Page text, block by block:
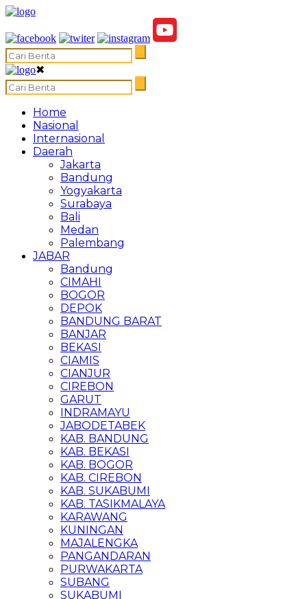
✖
Home
Nasional
Internasional
Daerah
Jakarta
Bandung
Yogyakarta
Surabaya
Bali
Medan
Palembang
JABAR
Bandung
CIMAHI
BOGOR
DEPOK
BANDUNG BARAT
BANJAR
BEKASI
CIAMIS
CIANJUR
CIREBON
GARUT
INDRAMAYU
JABODETABEK
KAB. BANDUNG
KAB. BEKASI
KAB. BOGOR
KAB. CIREBON
KAB. SUKABUMI
KAB. TASIKMALAYA
KARAWANG
KUNINGAN
MAJALENGKA
PANGANDARAN
PURWAKARTA
SUBANG
SUKABUMI